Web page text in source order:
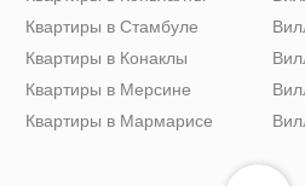
Квартиры в Стамбуле
Квартиры в Конаклы
Квартиры в Мерсине
Квартиры в Мармарисе